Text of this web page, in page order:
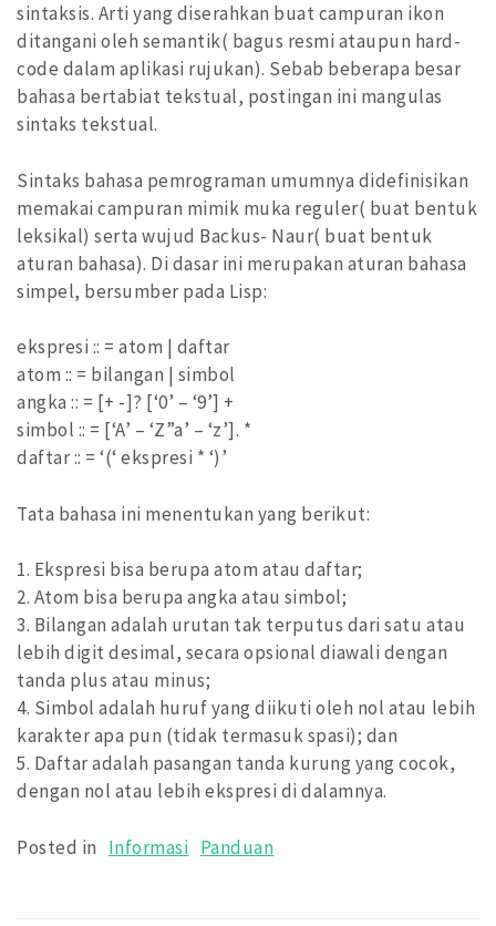
sintaksis. Arti yang diserahkan buat campuran ikon
ditangani oleh semantik( bagus resmi ataupun hard-
code dalam aplikasi rujukan). Sebab beberapa besar
bahasa bertabiat tekstual, postingan ini mangulas
sintaks tekstual.
Sintaks bahasa pemrograman umumnya didefinisikan
memakai campuran mimik muka reguler( buat bentuk
leksikal) serta wujud Backus- Naur( buat bentuk
aturan bahasa). Di dasar ini merupakan aturan bahasa
simpel, bersumber pada Lisp:
ekspresi :: = atom | daftar
atom :: = bilangan | simbol
angka :: = [+ -]? [‘0’ – ‘9’] +
simbol :: = [‘A’ – ‘Z”a’ – ‘z’]. *
daftar :: = ‘(‘ ekspresi * ‘)’
Tata bahasa ini menentukan yang berikut:
1. Ekspresi bisa berupa atom atau daftar;
2. Atom bisa berupa angka atau simbol;
3. Bilangan adalah urutan tak terputus dari satu atau
lebih digit desimal, secara opsional diawali dengan
tanda plus atau minus;
4. Simbol adalah huruf yang diikuti oleh nol atau lebih
karakter apa pun (tidak termasuk spasi); dan
5. Daftar adalah pasangan tanda kurung yang cocok,
dengan nol atau lebih ekspresi di dalamnya.
Posted in Informasi Panduan